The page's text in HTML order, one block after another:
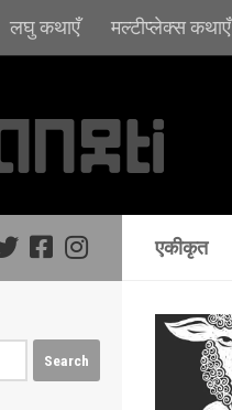
लघु कथाएँ मल्टीप्लेक्स कथाएँ
एकीकृत